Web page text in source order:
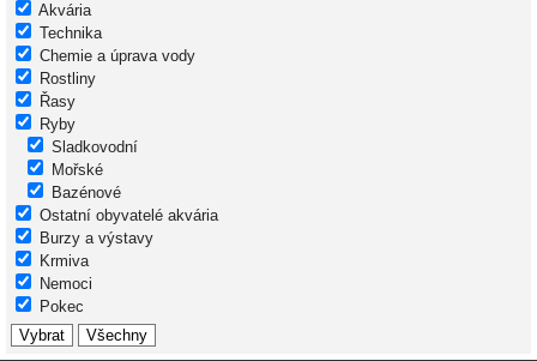
Akvária
Technika
Chemie a úprava vody
Rostliny
Řasy
Ryby
Sladkovodní
Mořské
Bazénové
Ostatní obyvatelé akvária
Burzy a výstavy
Krmiva
Nemoci
Pokec